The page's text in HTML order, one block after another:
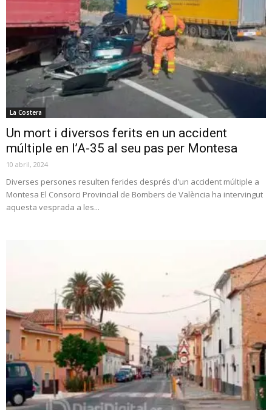
La Costera
Un mort i diversos ferits en un accident
múltiple en l’A-35 al seu pas per Montesa
10 abril, 2024
Diverses persones resulten ferides després d'un accident múltiple a
Montesa El Consorci Provincial de Bombers de València ha intervingut
aquesta vesprada a les...